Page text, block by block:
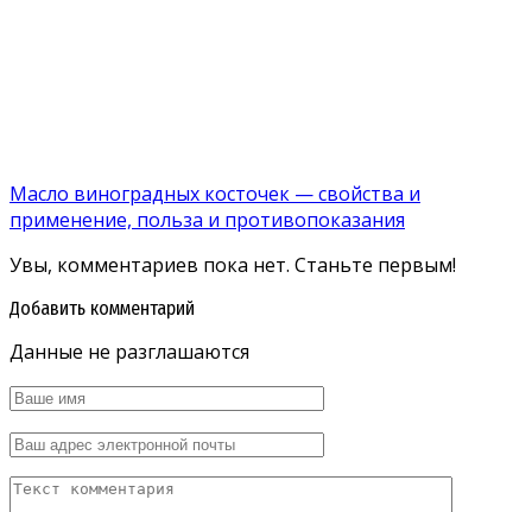
Масло виноградных косточек — свойства и
применение, польза и противопоказания
Увы, комментариев пока нет. Станьте первым!
Добавить комментарий
Данные не разглашаются